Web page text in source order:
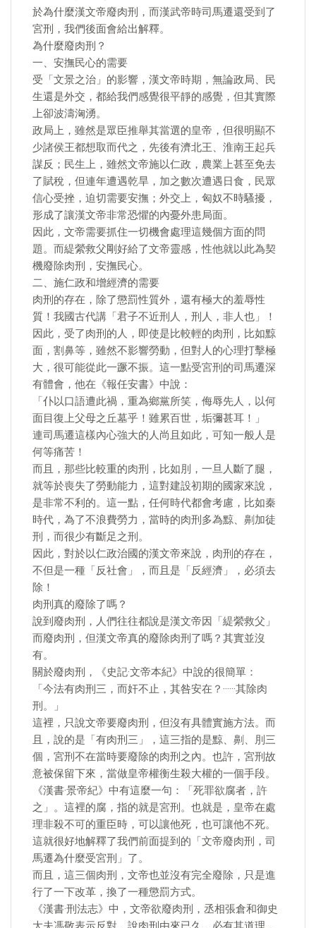
於為什麼漢文帝廢肉刑，而漢武帝時司馬遷還受到了
宮刑，我們後面會給出解釋。
為什麼廢肉刑？
一、安撫民心的需要
受「文景之治」的影響，漢文帝時期，無論政局、民
生還是外交，都給我們感覺很平靜的感覺，但其實際
上卻波濤洶湧。
政局上，雖然是眾臣推舉其當選的皇帝，但很明顯不
少諸侯王都想取而代之，先後有濟北王、淮南王起兵
謀反；民生上，雖然文帝施以仁政，農業上甚至免去
了賦稅，但連年遭遇乾旱，加之數次遭遇日食，民眾
信心受挫，迫切需要安撫；外交上，匈奴不時騷擾，
形成了讓漢文帝非常恐懼的內憂外患局面。
因此，文帝需要抓住一切機會處理這幾個方面的問
題。而緹縈救父剛好給了文帝靈感，性他就以此為契
機廢除肉刑，安撫民心。
二、施仁政和增經濟的需要
肉刑的存在，除了懲罰性質外，還有極大的羞辱性
質！我國古代講「君子不近刑人，刑人，非人也」！
因此，受了肉刑的人，即使是比較輕的肉刑，比如黥
面，割鼻等，雖然不影響勞動，但對人的心理打擊極
大，很可能從此一蹶不振。這一點受宮刑的司馬遷深
有體會，他在《報任安書》中說：
「仆以口語遭此禍，重為鄉黨所笑，侮辱先人，以何
面目復上父母之丘墓乎！雖累百世，垢彌甚耳！」
連司馬遷這樣內心強大的人尚且如此，可知一般人是
何等痛苦！
而且，那些比較重的肉刑，比如刖，一旦人斷了腿，
就等於喪失了勞動能力，這對建設初期的國家來說，
是非常不利的。這一點，任何時代都會考慮，比如秦
時代，為了不浪費勞力，當時的肉刑多為黥、劓加徒
刑，而很少有斷足之刑。
因此，對於以仁政治國的漢文帝來說，肉刑的存在，
不但是一種「反社會」，而且是「反經濟」，必須去
除！
肉刑真的廢除了嗎？
說到廢肉刑，人們往往都說是漢文帝因「緹縈救父」
而廢肉刑，但漢文帝真的廢除肉刑了嗎？其實並沒
有。
關於廢肉刑，《史記·文帝本紀》中說的很簡單：
「今法有肉刑三，而奸不止，其咎安在？······其除肉
刑。」
這裡，只說文帝要廢肉刑，但沒有具體實施方法。而
且，說的是「有肉刑三」，這三指的是黥、劓、刖三
個，宮刑不在當時要廢除的肉刑之內。也許，宮刑故
意被保留下來，當做皇帝權衡生殺大權的一個手段。
《漢書·景帝紀》中有這麼一句：「死罪欲腐者，許
之」。這裡的腐，指的就是宮刑。也就是，皇帝在處
理非殺不可的重臣時，可以讓他死，也可讓他不死。
這就很好地解釋了我們前面提到的「文帝廢肉刑，司
馬遷為什麼受宮刑」了。
而且，這三個肉刑，文帝也並沒有完全廢除，只是進
行了一下改革，換了一種懲罰方式。
《漢書·刑法志》中，文帝欲廢肉刑，丞相張倉和御史